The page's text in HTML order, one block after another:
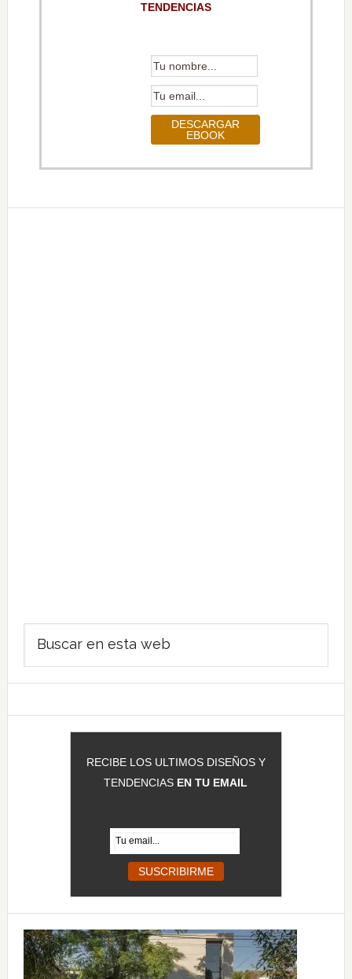
TENDENCIAS
Barra
lateral
principal
RECIBE LOS ULTIMOS DISEÑOS Y
TENDENCIAS EN TU EMAIL